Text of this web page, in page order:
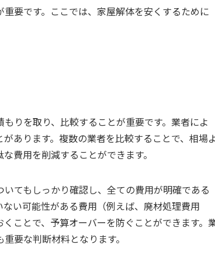
要です。ここでは、家屋解体を安くするために
りを取り、比較することが重要です。業者によ
あります。複数の業者を比較することで、相場
費用を削減することができます。
てもしっかり確認し、全ての費用が明確である
い可能性がある費用（例えば、廃材処理費用
ことで、予算オーバーを防ぐことができます。
要な判断材料となります。